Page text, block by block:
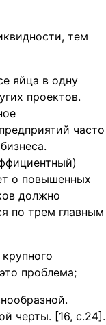
тем
яйца в одну
проектов.
часто
о повышенных
должно
по трем главным
проблема;
черты. [16, с.24].